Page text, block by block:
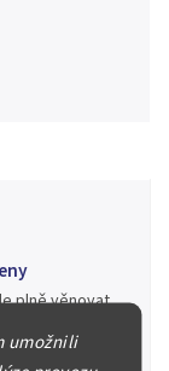
umožnili
plně věnovat.